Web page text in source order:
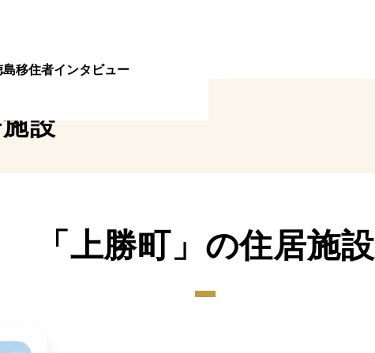
島移住者インタビュー
設
「上勝町」の住居施設